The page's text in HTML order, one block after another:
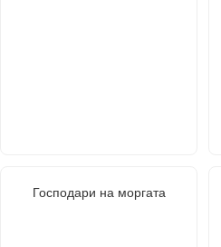
Господари на моргата